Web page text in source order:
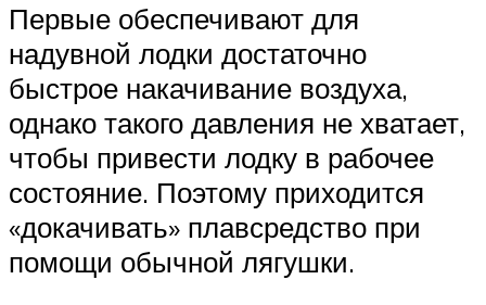
Первые обеспечивают для
надувной лодки достаточно
быстрое накачивание воздуха,
однако такого давления не хватает,
чтобы привести лодку в рабочее
состояние. Поэтому приходится
«докачивать» плавсредство при
помощи обычной лягушки.